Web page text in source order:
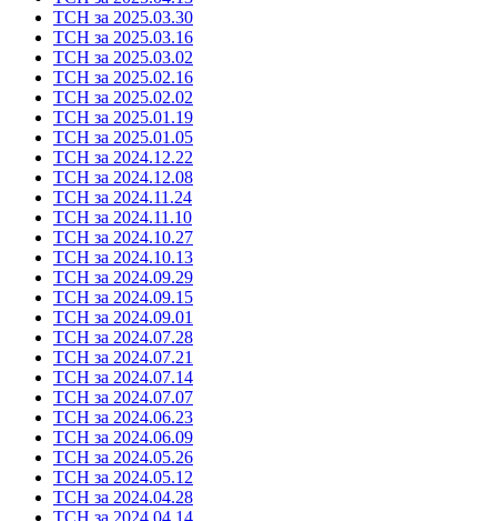
ТСН за 2025.03.30
ТСН за 2025.03.16
ТСН за 2025.03.02
ТСН за 2025.02.16
ТСН за 2025.02.02
ТСН за 2025.01.19
ТСН за 2025.01.05
ТСН за 2024.12.22
ТСН за 2024.12.08
ТСН за 2024.11.24
ТСН за 2024.11.10
ТСН за 2024.10.27
ТСН за 2024.10.13
ТСН за 2024.09.29
ТСН за 2024.09.15
ТСН за 2024.09.01
ТСН за 2024.07.28
ТСН за 2024.07.21
ТСН за 2024.07.14
ТСН за 2024.07.07
ТСН за 2024.06.23
ТСН за 2024.06.09
ТСН за 2024.05.26
ТСН за 2024.05.12
ТСН за 2024.04.28
ТСН за 2024.04.14